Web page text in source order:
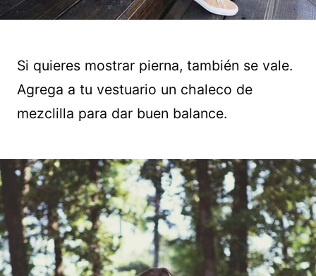
Si quieres mostrar pierna, también se vale.
Agrega a tu vestuario un chaleco de
mezclilla para dar buen balance.